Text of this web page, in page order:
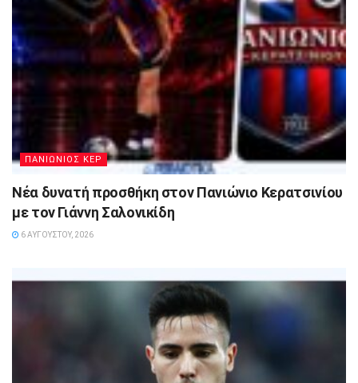
ΠΑΝΙΩΝΙΟΣ ΚΕΡ
Νέα δυνατή προσθήκη στον Πανιώνιο Κερατσινίου
με τον Γιάννη Σαλονικίδη
6 ΑΥΓΟΎΣΤΟΥ, 2026